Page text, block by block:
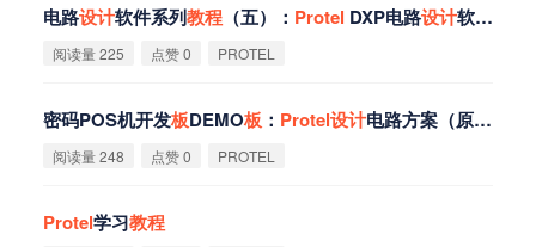
电路设计软件系列教程 （五）： Protel DXP电路设计软件之
阅读量 225 点赞 0 PROTEL
密码POS机开发板DEMO板 ： Protel设计电路方案（原理图+PCB文件）
阅读量 248 点赞 0 PROTEL
Protel学习教程